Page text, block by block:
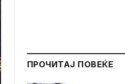
ПРОЧИТАЈ ПОВЕЌЕ